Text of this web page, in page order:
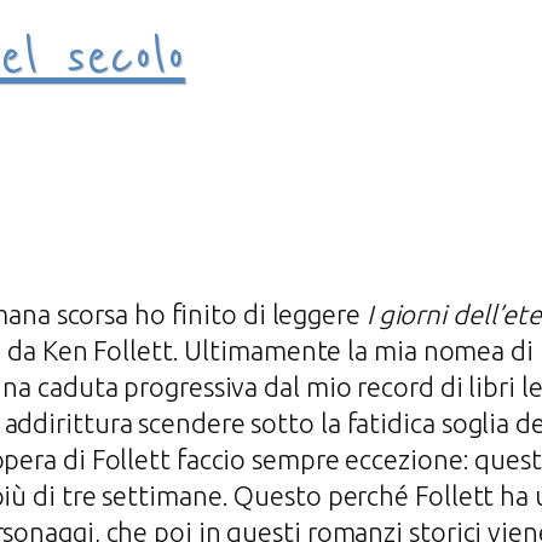
secolo
scorsa ho finito di leggere I giorni
Ken Follett. Ultimamente la mia nomea
caduta progressiva dal mio record di libri
addirittura scendere sotto la fatidica soglia
di Follett faccio sempre eccezione:
di tre settimane. Questo perché Follett ha
che poi in questi romanzi storici